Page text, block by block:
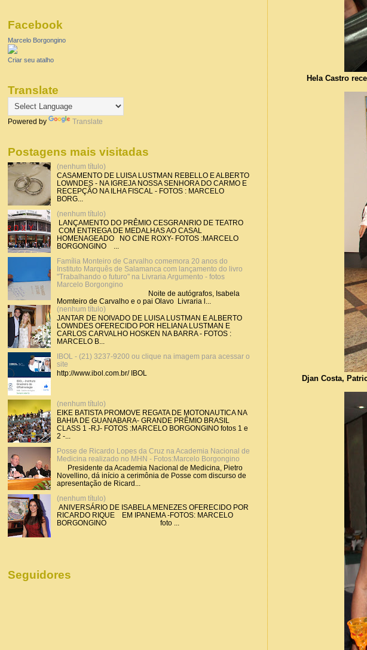
Hela Castro
Djan Costa, Patrick
Facebook
Marcelo Borgongino
Criar seu atalho
Translate
Powered by Translate
Postagens mais visitadas
(nenhum título)
CASAMENTO DE LUISA LUSTMAN REBELLO E ALBERTO
LOWNDES - NA IGREJA NOSSA SENHORA DO CARMO E
RECEPÇÃO NA ILHA FISCAL - FOTOS : MARCELO
BORG...
(nenhum título)
LANÇAMENTO DO PRÊMIO CESGRANRIO DE TEATRO
COM ENTREGA DE MEDALHAS AO CASAL
HOMENAGEADO NO CINE ROXY- FOTOS :MARCELO
BORGONGINO ...
Família Monteiro de Carvalho comemora 20 anos do
Instituto Marquês de Salamanca com lançamento do livro
"Trabalhando o futuro" na Livraria Argumento - fotos
Marcelo Borgongino
Noite de autógrafos, Isabela
Momteiro de Carvalho e o pai Olavo Livraria l...
(nenhum título)
JANTAR DE NOIVADO DE LUISA LUSTMAN E ALBERTO
LOWNDES OFERECIDO POR HELIANA LUSTMAN E
CARLOS CARVALHO HOSKEN NA BARRA - FOTOS :
MARCELO B...
IBOL - (21) 3237-9200 ou clique na imagem para acessar o
site
http://www.ibol.com.br/ IBOL
(nenhum título)
EIKE BATISTA PROMOVE REGATA DE MOTONAUTICA NA
BAHIA DE GUANABARA- GRANDE PRÊMIO BRASIL
CLASS 1 -RJ- FOTOS :MARCELO BORGONGINO fotos 1 e
2 -...
Posse de Ricardo Lopes da Cruz na Academia Nacional de
Medicina realizado no MHN - Fotos:Marcelo Borgongino
Presidente da Academia Nacional de Medicina, Pietro
Novellino, dá início a cerimônia de Posse com discurso de
apresentação de Ricard...
(nenhum título)
ANIVERSÁRIO DE ISABELA MENEZES OFERECIDO POR
RICARDO RIQUE EM IPANEMA -FOTOS: MARCELO
BORGONGINO foto ...
Seguidores